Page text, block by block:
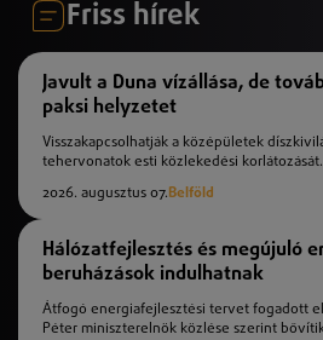
Friss hírek
Javult a Duna vízállása, de
paksi helyzetet
Visszakapcsolhatják a középületek
tehervonatok esti közlekedési korlátozását.
2026. augusztus 07.Belföld
Hálózatfejlesztés és megújuló
beruházások indulhatnak
Átfogó energiafejlesztési tervet fogadott
Péter miniszterelnök közlése szerint